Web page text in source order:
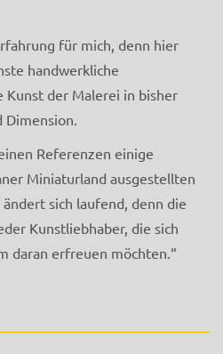
für mich, denn hier
handwerkliche
Kunst der Malerei in bisher
Referenzen einige
Miniaturland ausgestellten
sich laufend, denn die
Kunstliebhaber, die sich
daran erfreuen möchten.“